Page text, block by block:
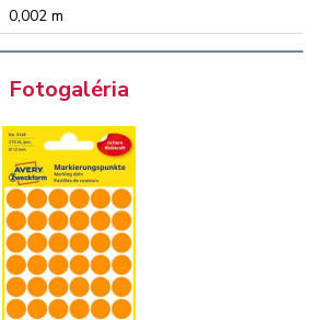
0,002 m
Fotogaléria